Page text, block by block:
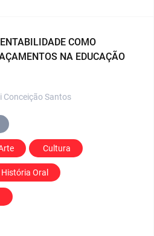
COMO
NA EDUCAÇÃO
Conceição Santos
Cultura
História Oral